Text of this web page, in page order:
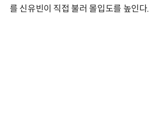
를 신유빈이 직접 불러 몰입도를 높인다.